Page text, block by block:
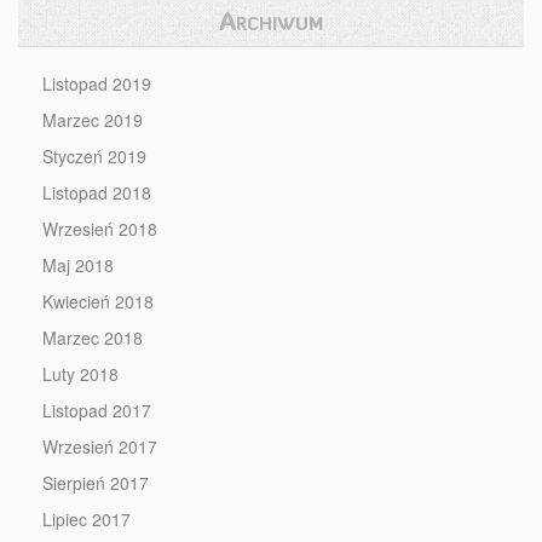
Archiwum
Listopad 2019
Marzec 2019
Styczeń 2019
Listopad 2018
Wrzesień 2018
Maj 2018
Kwiecień 2018
Marzec 2018
Luty 2018
Listopad 2017
Wrzesień 2017
Sierpień 2017
Lipiec 2017